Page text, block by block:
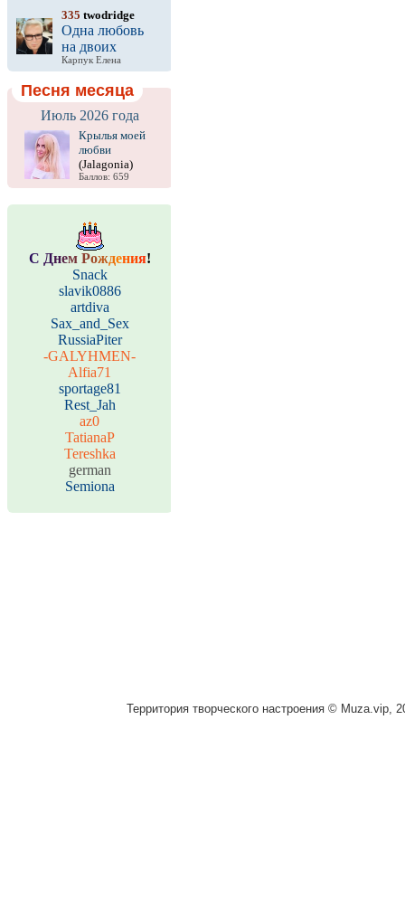
335 twodridge
Одна любовь
на двоих
Карпук Елена
Песня месяца
Июль 2026 года
Крылья моей
любви
(Jalagonia)
Баллов: 659
С Днем Рождения!
Snack
slavik0886
artdiva
Sax_and_Sex
RussiaPiter
-GALYHMEN-
Alfia71
sportage81
Rest_Jah
az0
TatianaP
Tereshka
german
Semiona
Территория творческого настроения © Muza.vip,